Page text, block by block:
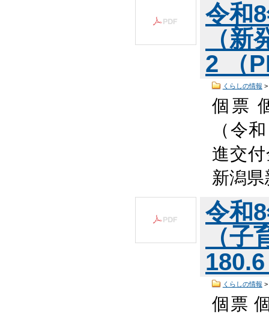
令和
（
2 （
くらしの情報 >
個票
（令
進交
新潟
令和
（
くらしの情報 >
個票